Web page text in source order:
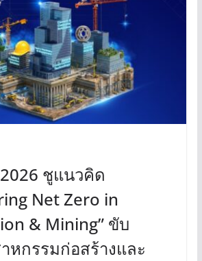
2026 ชูแนวคิด
Net Zero in
& Mining” ขับ
หกรรมก่อสร้างและ